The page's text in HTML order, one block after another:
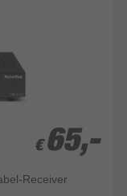
€ 65,-
€ 65,-
Receiver